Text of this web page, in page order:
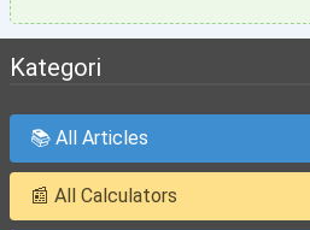
Kategori
📚 All Articles
📰 All Calculators